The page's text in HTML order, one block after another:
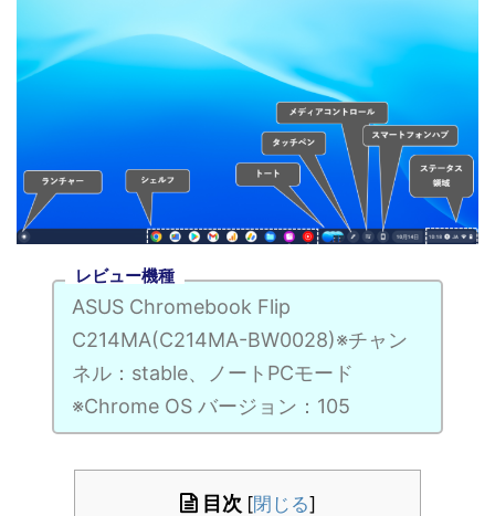
レビュー機種
ASUS Chromebook Flip
C214MA(C214MA-BW0028)※チャン
ネル：stable、ノートPCモード
※Chrome OS バージョン：105
目次 [閉じる]